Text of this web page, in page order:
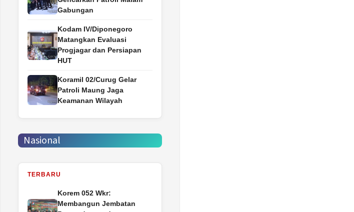
Gabungan
Kodam IV/Diponegoro
Matangkan Evaluasi
Progjagar dan Persiapan
HUT
Koramil 02/Curug Gelar
Patroli Maung Jaga
Keamanan Wilayah
Nasional
TERBARU
Korem 052 Wkr:
Membangun Jembatan